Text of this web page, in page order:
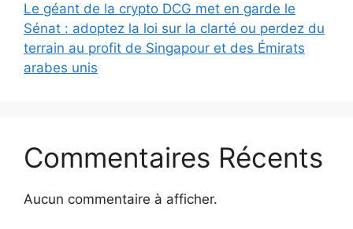
Le géant de la crypto DCG met en garde le
Sénat : adoptez la loi sur la clarté ou perdez du
terrain au profit de Singapour et des Émirats
arabes unis
Commentaires Récents
Aucun commentaire à afficher.